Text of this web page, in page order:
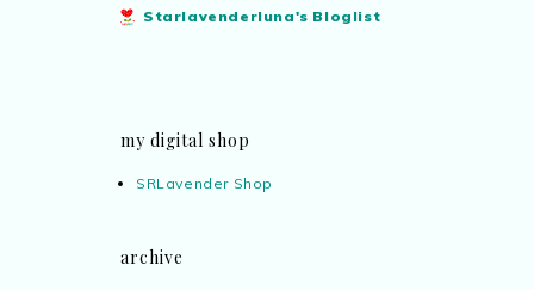
Starlavenderluna's Bloglist
my digital shop
SRLavender Shop
archive